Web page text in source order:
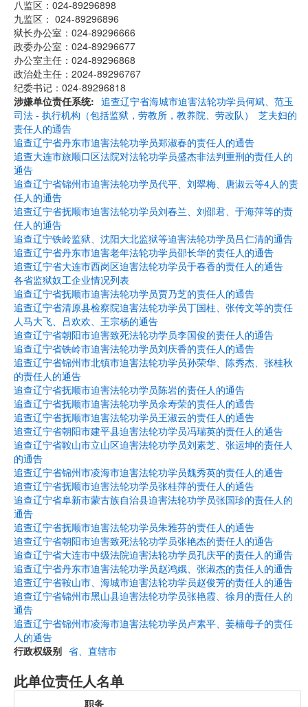
八监区：024-89296898
九监区： 024-89296896
狱长办公室：024-89296666
政委办公室：024-89296677
办公室主任：024-89296868
政治处主任：2024-89296767
纪委书记：024-89296818
涉嫌单位责任系统
司法 - 执行机构（包括监狱，劳教所，教养院、劳改队）
追查辽宁省海城市迫害法轮功学员何斌、范玉
芝夫妇的
责任人的通告
追查辽宁省丹东市迫害法轮功学员郑淑春的责任人的通告
追查大连市旅顺口区法院对法轮功学员盛杰非法判重刑的责任人的
通告
追查辽宁省锦州市迫害法轮功学员代平、刘翠梅、唐淑云等4人的责
任人的通告
追查辽宁省抚顺市迫害法轮功学员刘春兰、刘邵君、于海萍等的责
任人的通告
追查辽宁铁岭监狱、沈阳大北监狱等迫害法轮功学员吕仁清的通告
追查辽宁省丹东市迫害老年法轮功学员邵长华的责任人的通告
追查辽宁省大连市西岗区迫害法轮功学员于春香的责任人的通告
各省监狱奴工企业情况列表
追查辽宁省抚顺市迫害法轮功学员贾乃芝的责任人的通告
追查辽宁省清原县检察院迫害法轮功学员丁国柱、张传文等的责任
人马大飞、吕欢欢、王宗杨的通告
追查辽宁省朝阳市迫害致死法轮功学员李国俊的责任人的通告
追查辽宁省铁岭市迫害法轮功学员刘庆香的责任人的通告
追查辽宁省锦州市北镇市迫害法轮功学员孙荣华、陈秀杰、张桂秋
的责任人的通告
追查辽宁省抚顺市迫害法轮功学员陈岩的责任人的通告
追查辽宁省抚顺市迫害法轮功学员余寿荣的责任人的通告
追查辽宁省抚顺市迫害法轮功学员王淑云的责任人的通告
追查辽宁省朝阳市建平县迫害法轮功学员冯瑞英的责任人的通告
追查辽宁省鞍山市立山区迫害法轮功学员刘素芝、张运坤的责任人
的通告
追查辽宁省锦州市凌海市迫害法轮功学员魏秀英的责任人的通告
追查辽宁省抚顺市迫害法轮功学员张桂萍的责任人的通告
追查辽宁省阜新市蒙古族自治县迫害法轮功学员张国珍的责任人的
通告
追查辽宁省抚顺市迫害法轮功学员朱雅芬的责任人的通告
追查辽宁省朝阳市迫害致死法轮功学员张艳杰的责任人的通告
追查辽宁省大连市中级法院迫害法轮功学员孔庆平的责任人的通告
追查辽宁省丹东市迫害法轮功学员赵鸿娥、张淑杰的责任人的通告
追查辽宁省鞍山市、海城市迫害法轮功学员赵俊芳的责任人的通告
追查辽宁省锦州市黑山县迫害法轮功学员张艳霞、徐月的责任人的
通告
追查辽宁省锦州市凌海市迫害法轮功学员卢素平、姜楠母子的责任
人的通告
行政权级别 省、直辖市
此单位责任人名单
职务